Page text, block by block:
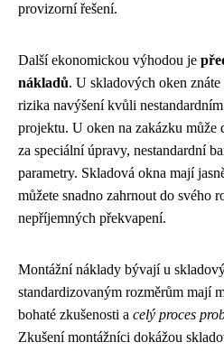
provizorní řešení.
Další ekonomickou výhodou je
nákladů. U skladových oken znáte
rizika navýšení kvůli
projektu. U oken na zakázku
za speciální úpravy, nestandardní
parametry. Skladová okna mají
můžete snadno zahrnout do svého
nepříjemných překvapení.
Montážní náklady bývají u
standardizovaným rozměrům mají
bohaté zkušenosti a celý proces
Zkušení montážníci dokážou